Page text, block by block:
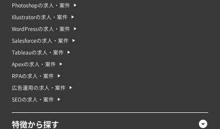
Photoshopの求人・案件
Illustratorの求人・案件
WordPressの求人・案件
Salesforceの求人・案件
Tableauの求人・案件
Apexの求人・案件
RPAの求人・案件
広告運用の求人・案件
SEOの求人・案件
特徴から探す